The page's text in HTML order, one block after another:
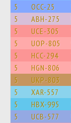
5 OCC-25
5 ABH-275
5 UCE-305
5 UOP-805
5 HCC-294
5 HGN-806
5 UKP-803
5 XAR-557
5 HBX-995
5 UCB-577